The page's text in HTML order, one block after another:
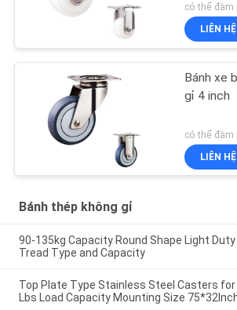
LIÊN HỆ
Bánh xe
gỉ 4 inch
LIÊN HỆ
Bánh thép không gỉ
90-135kg Capacity Round Shape Light
Tread Type and Capacity
Top Plate Type Stainless Steel Casters for
Lbs Load Capacity Mounting Size